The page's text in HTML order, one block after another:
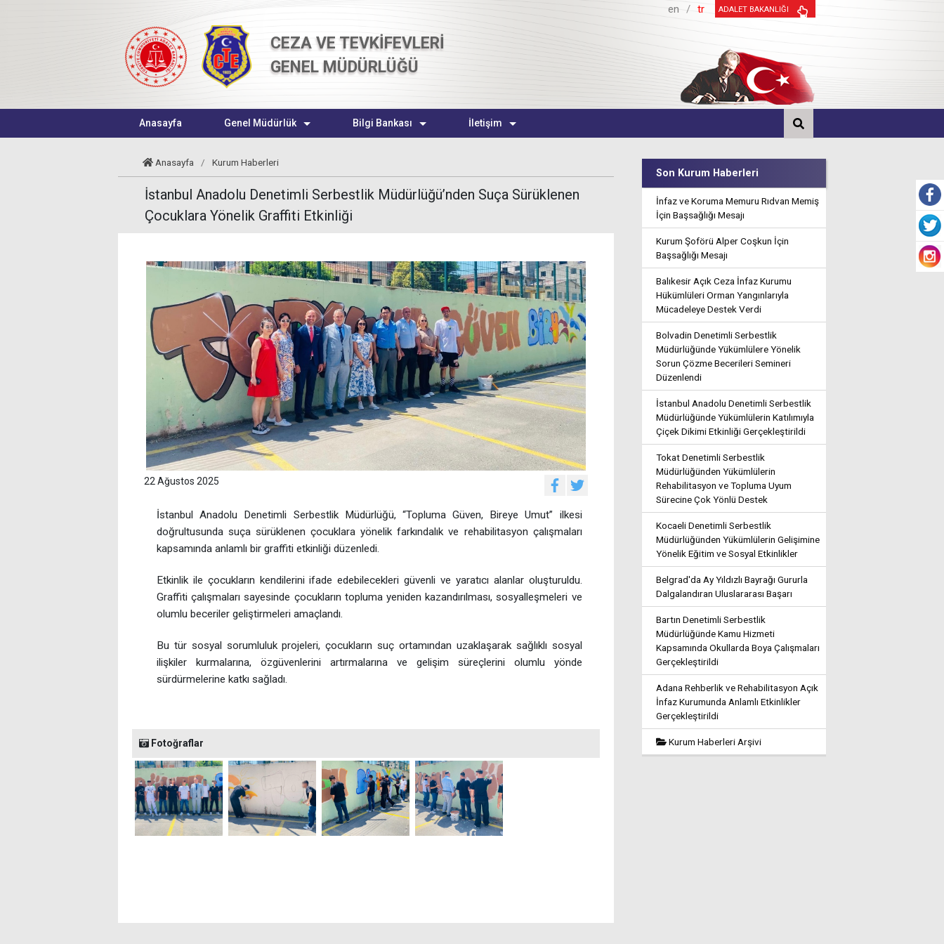
CEZA VE TEVKİFEVLERİ
GENEL MÜDÜRLÜĞÜ
en / tr ADALET BAKANLIĞI
Anasayfa Genel Müdürlük Bilgi Bankası İletişim
Anasayfa / Kurum Haberleri
İstanbul Anadolu Denetimli Serbestlik Müdürlüğü’nden Suça Sürüklenen
Çocuklara Yönelik Graffiti Etkinliği
22 Ağustos 2025
İstanbul Anadolu Denetimli Serbestlik Müdürlüğü, “Topluma Güven, Bireye Umut” ilkesi
doğrultusunda suça sürüklenen çocuklara yönelik farkındalık ve rehabilitasyon çalışmaları
kapsamında anlamlı bir graffiti etkinliği düzenledi.
Etkinlik ile çocukların kendilerini ifade edebilecekleri güvenli ve yaratıcı alanlar oluşturuldu.
Graffiti çalışmaları sayesinde çocukların topluma yeniden kazandırılması, sosyalleşmeleri ve
olumlu beceriler geliştirmeleri amaçlandı.
Bu tür sosyal sorumluluk projeleri, çocukların suç ortamından uzaklaşarak sağlıklı sosyal
ilişkiler kurmalarına, özgüvenlerini artırmalarına ve gelişim süreçlerini olumlu yönde
sürdürmelerine katkı sağladı.
Fotoğraflar
Son Kurum Haberleri
İnfaz ve Koruma Memuru Rıdvan Memiş
İçin Başsağlığı Mesajı
Kurum Şoförü Alper Coşkun İçin
Başsağlığı Mesajı
Balıkesir Açık Ceza İnfaz Kurumu
Hükümlüleri Orman Yangınlarıyla
Mücadeleye Destek Verdi
Bolvadin Denetimli Serbestlik
Müdürlüğünde Yükümlülere Yönelik
Sorun Çözme Becerileri Semineri
Düzenlendi
İstanbul Anadolu Denetimli Serbestlik
Müdürlüğünde Yükümlülerin Katılımıyla
Çiçek Dikimi Etkinliği Gerçekleştirildi
Tokat Denetimli Serbestlik
Müdürlüğünden Yükümlülerin
Rehabilitasyon ve Topluma Uyum
Sürecine Çok Yönlü Destek
Kocaeli Denetimli Serbestlik
Müdürlüğünden Yükümlülerin Gelişimine
Yönelik Eğitim ve Sosyal Etkinlikler
Belgrad'da Ay Yıldızlı Bayrağı Gururla
Dalgalandıran Uluslararası Başarı
Bartın Denetimli Serbestlik
Müdürlüğünde Kamu Hizmeti
Kapsamında Okullarda Boya Çalışmaları
Gerçekleştirildi
Adana Rehberlik ve Rehabilitasyon Açık
İnfaz Kurumunda Anlamlı Etkinlikler
Gerçekleştirildi
Kurum Haberleri Arşivi